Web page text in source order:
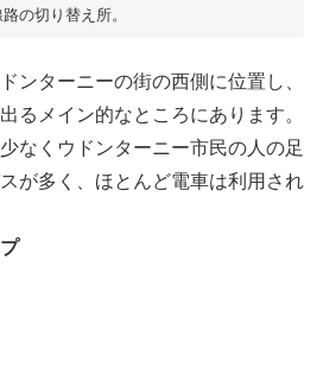
の切り替え所。
ンターニーの街の西側に位置し、
るメイン的なところにあります。
なくウドンターニー市民の人の足
が多く、ほとんど電車は利用され